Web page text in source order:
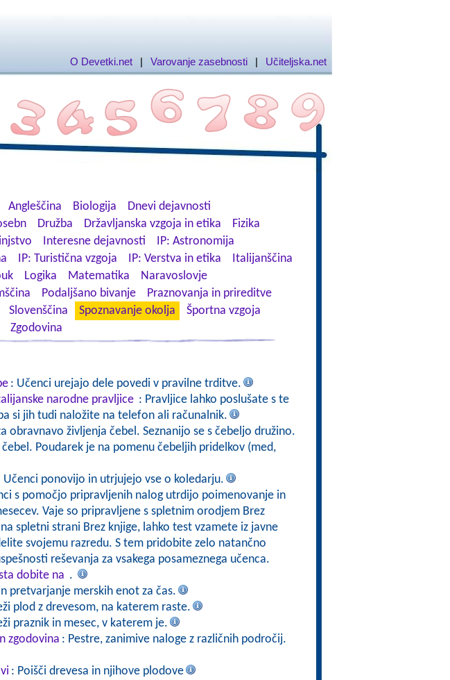
O Devetki.net | Varovanje zasebnosti | Učiteljska.net
Angleščina Biologija
Dnevi dejavnosti
Družba Državljanska vzgoja in etika
Fizika
Interesne dejavnosti
IP: Astronomija
IP: Turistična vzgoja IP: Verstva in etika
Italijanščina
Logika Matematika
Naravoslovje
Podaljšano bivanje
Praznovanja in prireditve
Slovenščina Spoznavanje okolja
Športna vzgoja
Zgodovina
: Učenci urejajo dele povedi v pravilne trditve.
narodne pravljice : Pravljice lahko poslušate s te
si jih tudi naložite na telefon ali računalnik.
obravnavo življenja čebel. Seznanijo se s čebeljo družino.
Poudarek je na pomenu čebeljih pridelkov (med,
Učenci ponovijo in utrjujejo vse o koledarju.
s pomočjo pripravljenih nalog utrdijo poimenovanje in
Vaje so pripravljene s spletnim orodjem Brez
spletni strani Brez knjige, lahko test vzamete iz javne
svojemu razredu. S tem pridobite zelo natančno
reševanja za vsakega posameznega učenca.
dobite na .
pretvarjanje merskih enot za čas.
plod z drevesom, na katerem raste.
praznik in mesec, v katerem je.
zgodovina : Pestre, zanimive naloge z različnih področij.
: Poišči drevesa in njihove plodove